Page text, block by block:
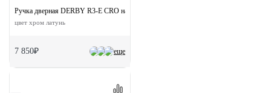
еще
Ручка дверная DERBY R3-E CRO на круглой розетке
цвет хром латунь
7 850₽